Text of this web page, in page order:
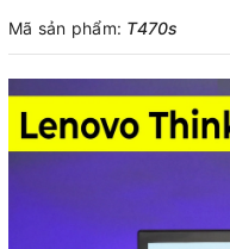
Mã sản phẩm: T470s